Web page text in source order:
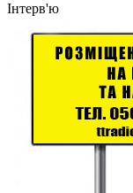
Інтерв'ю